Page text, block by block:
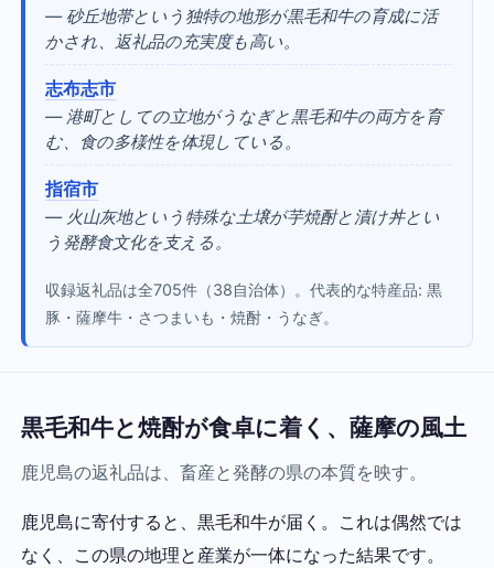
— 砂丘地帯という独特の地形が黒毛和牛の育成に活
かされ、返礼品の充実度も高い。
志布志市
— 港町としての立地がうなぎと黒毛和牛の両方を育
む、食の多様性を体現している。
指宿市
— 火山灰地という特殊な土壌が芋焼酎と漬け丼とい
う発酵食文化を支える。
収録返礼品は全705件（38自治体）。代表的な特産品: 黒
豚・薩摩牛・さつまいも・焼酎・うなぎ。
黒毛和牛と焼酎が食卓に着く、薩摩の風土
鹿児島の返礼品は、畜産と発酵の県の本質を映す。
鹿児島に寄付すると、黒毛和牛が届く。これは偶然では
なく、この県の地理と産業が一体になった結果です。